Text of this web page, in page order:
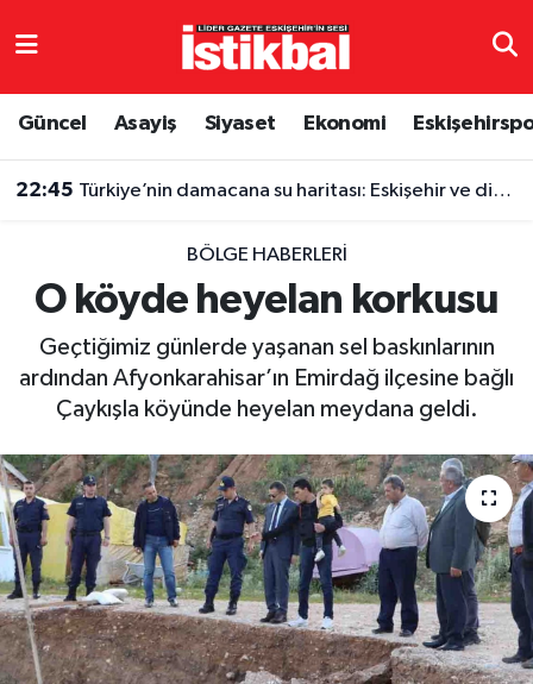
Güncel Asayiş Siyaset Ekonomi
22:45 Türkiye’nin damacana su haritası: Eskişehir ve diğer illerde fiyatlar ne kadar?
BÖLGE HABERLERI
O köyde heyelan korkusu
Geçtiğimiz günlerde yaşanan sel baskınlarının
ardından Afyonkarahisar’ın Emirdağ ilçesine bağlı
Çaykışla köyünde heyelan meydana geldi.
Eskişehirspor
Ekonomi
Sağlık
Yaşam
Resmi ilanlar
Eskişehir Nöbetçi Eczaneler
Tüm Manşetler
Son Dakika Haberleri
Haber Arşivi